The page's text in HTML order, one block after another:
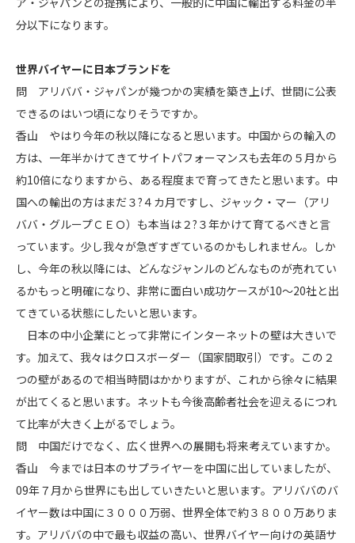
分以下になります。
世界バイヤーに日本ブランドを
問 アリババ・ジャパンが幾つかの実績を築き上げ、世間に公表
できるのはいつ頃になりそうですか。
香山 やはり今年の秋以降になると思います。中国からの輸入の
方は、一年半かけてきてサイトパフォーマンスも去年の５月から
約10倍になりますから、ある程度まで育ってきたと思います。中
国への輸出の方はまだ３?４カ月ですし、ジャック・マー（アリ
ババ・グループＣＥＯ）も本当は２?３年かけて育てるべきと言
っています。少し我々が急ぎすぎているのかもしれません。しか
し、今年の秋以降には、どんなジャンルのどんなものが売れてい
るかもっと明確になり、非常に面白い成功ケースが10～20社と出
てきている状態にしたいと思います。
日本の中小企業にとって非常にインターネットの壁は大きいで
す。加えて、我々はクロスボーダー（国家間取引）です。この２
つの壁があるので相当時間はかかりますが、これから徐々に結果
が出てくると思います。ネットも今後高齢者社会を迎えるにつれ
て比率が大きく上がるでしょう。
問 中国だけでなく、広く世界への展開も将来考えていますか。
香山 今までは日本のサプライヤーを中国に出していましたが、
09年７月から世界にも出していきたいと思います。アリババのバ
イヤー数は中国に３０００万弱、世界全体で約３８００万ありま
す。アリババの中で最も収益の高い、世界バイヤー向けの英語サ